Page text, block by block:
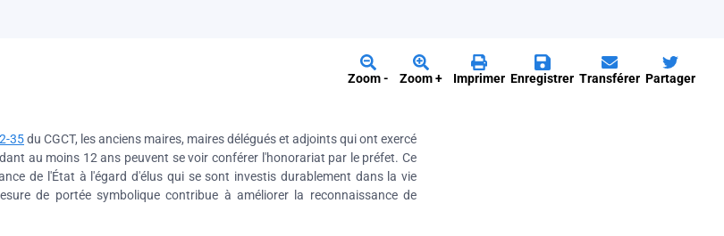
Zoom - Zoom + Imprimer Enregistrer Transférer Partager
35du CGCT, les anciens maires, maires délégués et adjoints qui ont exercé
au moins 12 ans peuvent se voir conférer l'honorariat par le préfet. Ce
de l'État à l'égard d'élus qui se sont investis durablement dans la vie
de portée symbolique contribue à améliorer la reconnaissance de